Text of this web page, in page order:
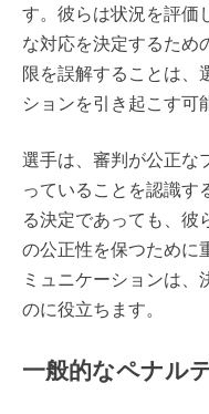
す。彼らは状況を評価
な対応を決定するため
限を誤解することは、
ションを引き起こす可
選手は、審判が公正な
っていることを認識す
る決定であっても、彼
の公正性を保つために
ミュニケーションは、
のに役立ちます。
一般的なペナル